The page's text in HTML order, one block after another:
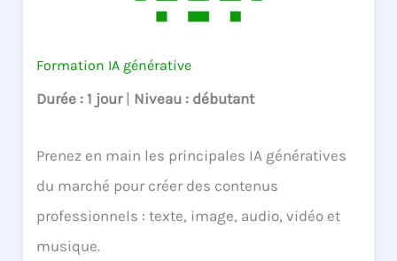
Formation IA générative
Durée : 1 jour | Niveau : débutant
Prenez en main les principales IA génératives
du marché pour créer des contenus
professionnels : texte, image, audio, vidéo et
musique.